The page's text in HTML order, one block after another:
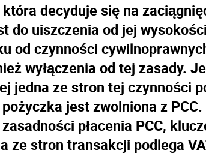
decyduje się na
do uiszczenia od jej
od czynności
wyłączenia od tej zasady.
jedna ze stron tej czynności
jest zwolniona z
płacenia PCC,
ze stron transakcji podlega